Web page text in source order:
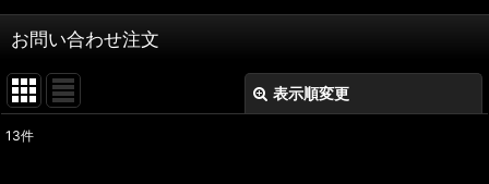
お問い合わせ注文
表示順変更
13件